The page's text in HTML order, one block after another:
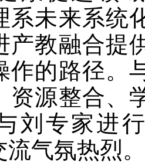
系未来系统
产教融合提
作的路径。
资源整合、
刘专家进
流气氛热烈。